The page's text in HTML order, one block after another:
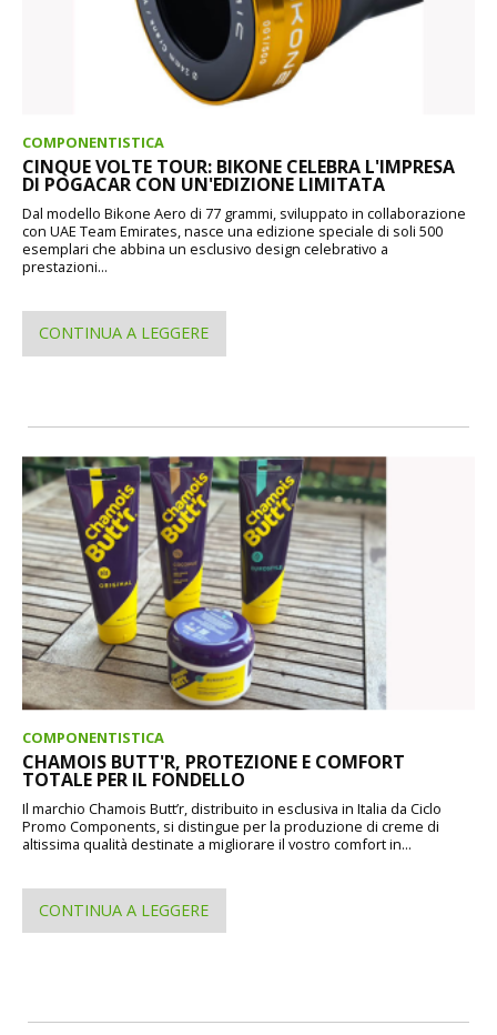
COMPONENTISTICA
CINQUE VOLTE TOUR: BIKONE CELEBRA L'IMPRESA
DI POGACAR CON UN'EDIZIONE LIMITATA
Dal modello Bikone Aero di 77 grammi, sviluppato in collaborazione
con UAE Team Emirates, nasce una edizione speciale di soli 500
esemplari che abbina un esclusivo design celebrativo a
prestazioni...
CONTINUA A LEGGERE
COMPONENTISTICA
CHAMOIS BUTT'R, PROTEZIONE E COMFORT
TOTALE PER IL FONDELLO
Il marchio Chamois Butt’r, distribuito in esclusiva in Italia da Ciclo
Promo Components, si distingue per la produzione di creme di
altissima qualità destinate a migliorare il vostro comfort in...
CONTINUA A LEGGERE